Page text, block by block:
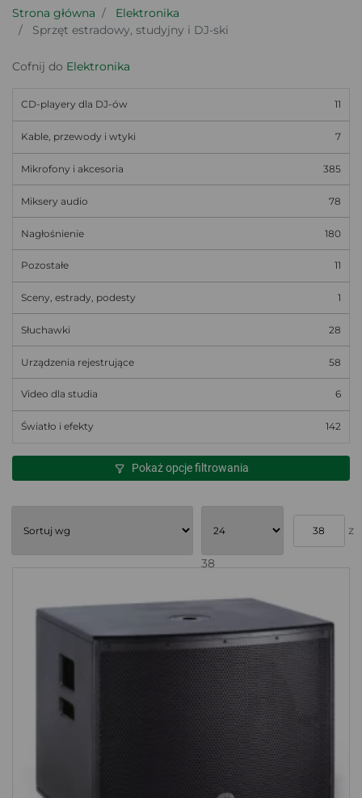
Strona główna
Elektronika
Sprzęt estradowy, studyjny i DJ-ski
Cofnij do Elektronika
CD-playery dla DJ-ów 11
Kable, przewody i wtyki 7
Mikrofony i akcesoria 385
Miksery audio 78
Nagłośnienie 180
Pozostałe 11
Sceny, estrady, podesty 1
Słuchawki 28
Urządzenia rejestrujące 58
Video dla studia 6
Światło i efekty 142
Pokaż opcje filtrowania
38